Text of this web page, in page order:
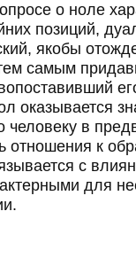
о ноле
позиций,
якобы
самым
оказывается
в
отношения к
с
для